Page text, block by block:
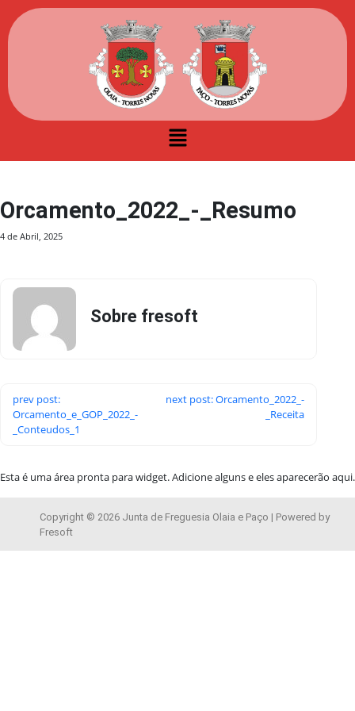
Orcamento_2022_-_Resumo
4 de Abril, 2025
Sobre fresoft
prev post:
Orcamento_e_GOP_2022_-
_Conteudos_1
next post: Orcamento_2022_-
_Receita
Esta é uma área pronta para widget. Adicione alguns e eles aparecerão aqui.
Copyright © 2026 Junta de Freguesia Olaia e Paço | Powered by
Fresoft